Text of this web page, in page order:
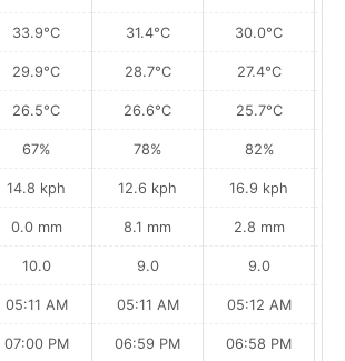
33.9°C
29.9°C
26.5°C
67%
14.8 kph
0.0 mm
10.0
05:11 AM
07:00 PM
31.4°C
28.7°C
26.6°C
78%
12.6 kph
8.1 mm
9.0
05:11 AM
06:59 PM
30.0°C
27.4°C
25.7°C
82%
16.9 kph
2.8 mm
9.0
05:12 AM
06:58 PM